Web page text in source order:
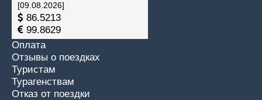
[09.08.2026]
86.5213
99.8629
Оплата
Отзывы о поездках
Туристам
Турагенствам
Отказ от поездки